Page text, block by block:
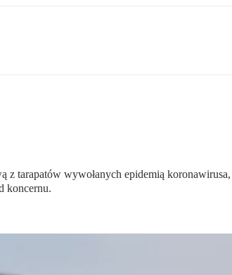
tarapatów wywołanych epidemią
koncernu.